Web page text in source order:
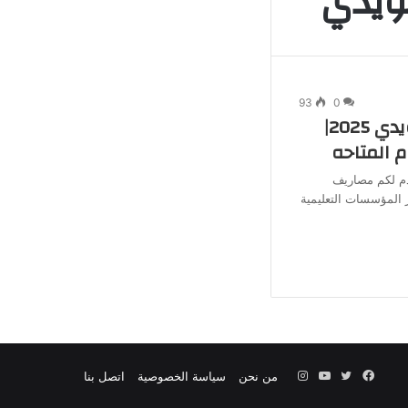
0
93
مصاريف أكاديمية السويدي 2025|
المتاحه
لكم مصاريف
تعتبرمن أبرز المؤسسات التعليمية
من نحن سياسة الخصوصية اتصل بنا فيسبوك
تويتريوتيوبانستقرام